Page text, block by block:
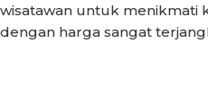
wisatawan untuk menikmati
dengan harga sangat